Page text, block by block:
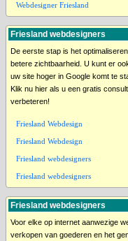
Webdesigner Friesland
Friesland webdesigners
De eerste stap is het
betere zichtbaarheid. U kunt er
uw site hoger in Google komt te
Klik nu hier als u een gratis
verbeteren!
Friesland Webdesign
Friesland Webdesign
Friesland webdesigners
Friesland webdesigners
Friesland webdesigners
Voor elke op internet aanwezige
verkopen van goederen en het